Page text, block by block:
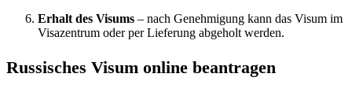
Erhalt des Visums – nach Genehmigung kann das Visum im
Visazentrum oder per Lieferung abgeholt werden.
Russisches Visum online beantragen